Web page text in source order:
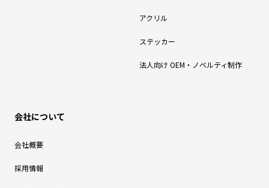
アクリル
ステッカー
法人向け OEM・ノベルティ制作
会社について
会社概要
採用情報